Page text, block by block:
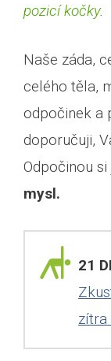
pozicí kočky.
Naše záda,
celého těla,
odpočinek a
doporučuji,
Odpočinou si
mysl.
21
zítra